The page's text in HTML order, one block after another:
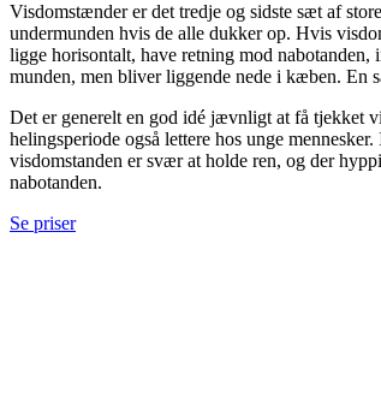
Visdomstænder er det tredje og sidste sæt af
undermunden hvis de alle dukker op. Hvis
ligge horisontalt, have retning mod
munden, men bliver liggende nede i kæben. En
Det er generelt en god idé jævnligt at få tjekket
helingsperiode også lettere hos unge
visdomstanden er svær at holde ren, og der
nabotanden.
Se priser